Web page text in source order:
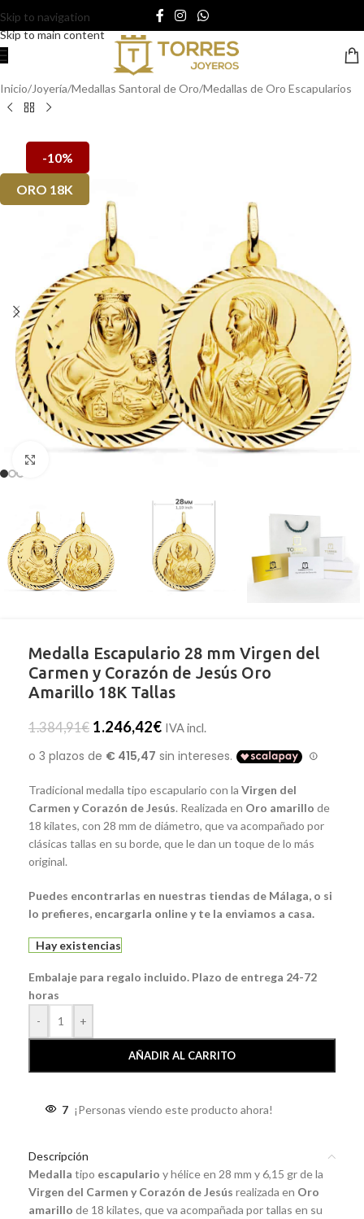
Skip to navigation
Skip to main content
Inicio/Joyería/Medallas Santoral de Oro/Medallas de Oro Escapularios
-10%
ORO 18K
Medalla Escapulario 28 mm Virgen del
Carmen y Corazón de Jesús Oro
Amarillo 18K Tallas
1.384,91€ 1.246,42€ IVA incl.
Tradicional medalla tipo escapulario con la Virgen del
Carmen y Corazón de Jesús. Realizada en Oro amarillo de
18 kilates, con 28 mm de diámetro, que va acompañado por
clásicas tallas en su borde, que le dan un toque de lo más
original.
Puedes encontrarlas en nuestras tiendas de Málaga, o si
lo prefieres, encargarla online y te la enviamos a casa.
Hay existencias
Embalaje para regalo incluido. Plazo de entrega 24-72
horas
-
+
AÑADIR AL CARRITO
7 ¡Personas viendo este producto ahora!
Descripción
Medalla tipo escapulario y hélice en 28 mm y 6,15 gr de la
Virgen del Carmen y Corazón de Jesús realizada en Oro
amarillo de 18 kilates, que va acompañada por tallas en su